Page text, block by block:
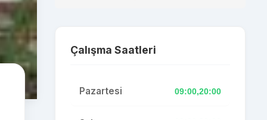
Çalışma Saatleri
Pazartesi 09:00,20:00